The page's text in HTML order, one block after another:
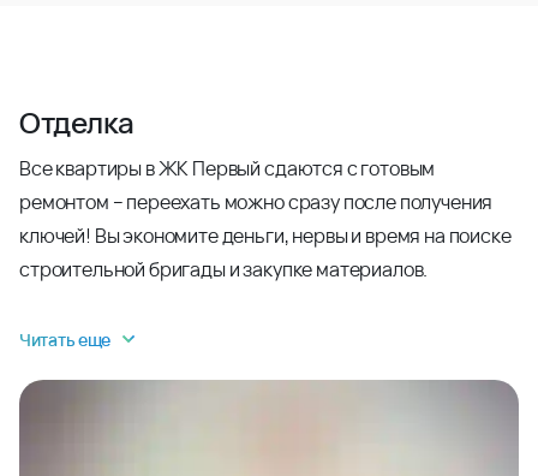
Отделка
Все квартиры в ЖК Первый сдаются с готовым
ремонтом – переехать можно сразу после получения
ключей! Вы экономите деньги, нервы и время на поиске
строительной бригады и закупке материалов.
Читать еще